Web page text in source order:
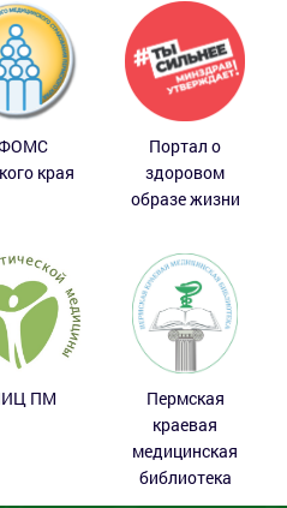
края
Портал о
здоровом
образе жизни
ПМ
Пермская
краевая
медицинская
библиотека